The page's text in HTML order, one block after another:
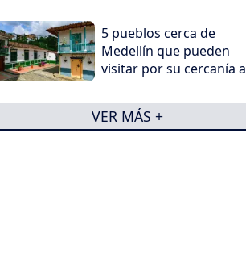
5 pueblos cerca de
Medellín que pueden
visitar por su cercanía a
VER MÁS +